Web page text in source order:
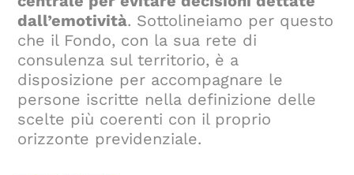
dall’emotività. Sottolineiamo per questo
che il Fondo, con la sua rete di
consulenza sul territorio, è a
disposizione per accompagnare le
persone iscritte nella definizione delle
scelte più coerenti con il proprio
orizzonte previdenziale.